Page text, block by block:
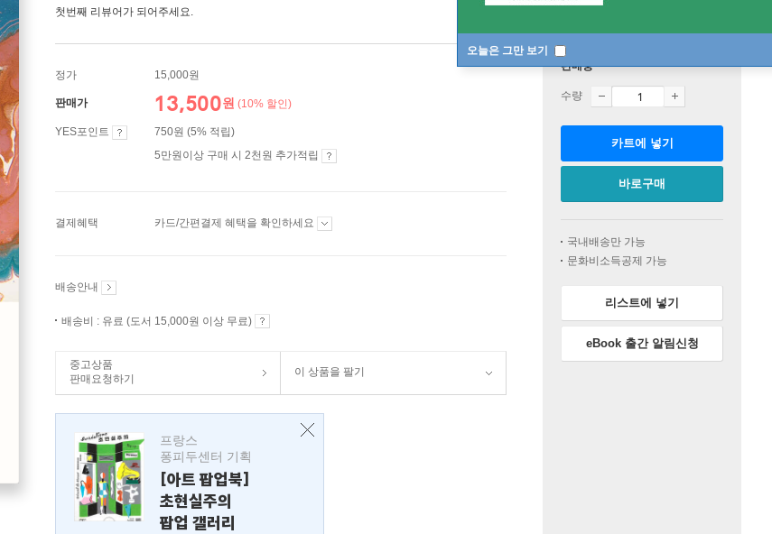
오늘은 그만 보기
첫번째 리뷰어가 되어주세요.
정가 15,000원
판매가 13,500원 (10% 할인)
YES포인트
750원 (5% 적립)
5만원이상 구매 시 2천원 추가적립
결제혜택 카드/간편결제 혜택을 확인하세요
배송안내
배송비 : 유료 (도서 15,000원 이상 무료)
중고상품
판매요청하기
이 상품을 팔기
프랑스
퐁피두센터 기획
[아트 팝업북]
초현실주의
팝업 갤러리
판매중
수량
카트에 넣기
바로구매
국내배송만 가능
문화비소득공제 가능
리스트에 넣기
eBook 출간 알림신청